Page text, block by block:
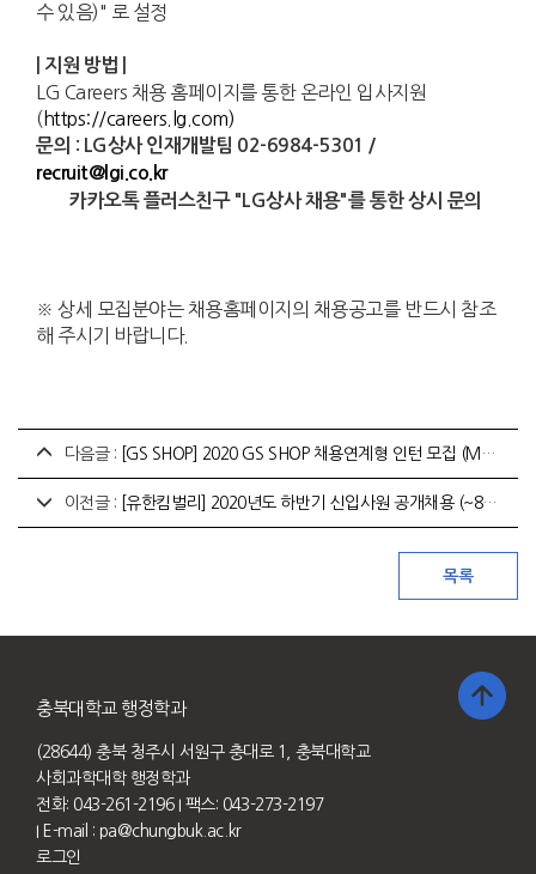
수 있음)" 로 설정
| 지원 방법 |
LG Careers 채용 홈페이지를 통한 온라인 입사지원
( https://careers.lg.com)
문의 : LG상사 인재개발팀 02-6984-5301 /
recruit@lgi.co.kr
카카오톡 플러스친구 "LG상사 채용"를 통한 상시 문의
※ 상세 모집분야는 채용홈페이지의 채용공고를 반드시 참조
해 주시기 바랍니다.
다음글 : [GS SHOP] 2020 GS SHOP 채용연계형 인턴 모집 (MD직무 신입 수시채용) (~11.02/월)
이전글 : [유한킴벌리] 2020년도 하반기 신입사원 공개채용 (~8/31 18시)
충북대학교 행정학과
(28644) 충북 청주시 서원구 충대로 1, 충북대학교
사회과학대학 행정학과
전화: 043-261-2196 I 팩스: 043-273-2197
I E-mail : pa@chungbuk.ac.kr
로그인